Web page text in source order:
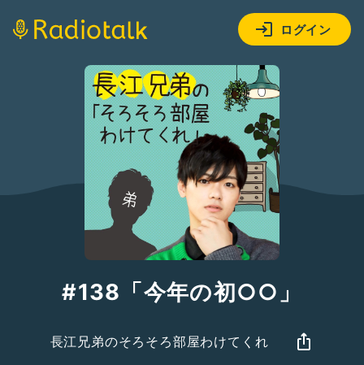
ログイン
#138「今年の初○○」
長江兄弟のそろそろ部屋わけてくれ